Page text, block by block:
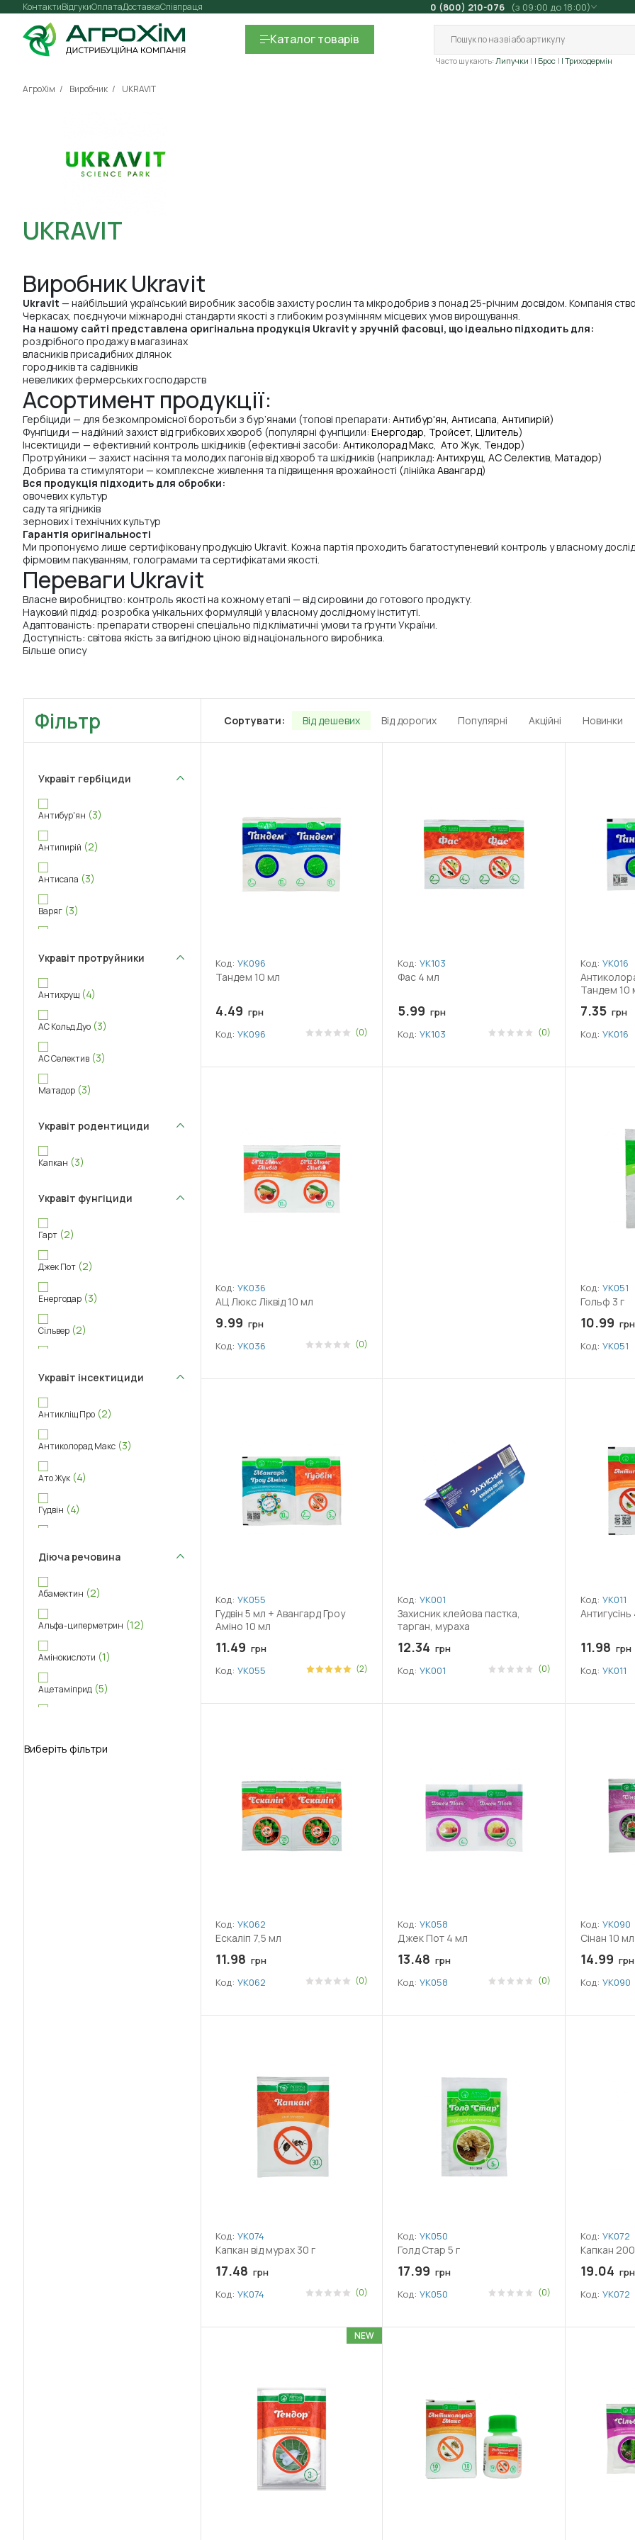
Контакти Оплата
Відгуки ДоставкаСпівпраця 0 (800) 210-076 (з 09:00 до 18:00)
Каталогтоварів
Часто шукають: Липучки | Брос | Триходермін
АгроХім Виробник UKRAVIT
UKRAVIT
Виробник Ukravit
Ukravit — найбільший український виробник засобів захисту рослин та мікродобрив з понад 25-річним досвідом. Компанія
Черкасах, поєднуючи міжнародні стандарти якості з глибоким розумінням місцевих умов вирощування.
На нашому сайті представлена оригінальна продукція Ukravit у зручній фасовці, що ідеально підходить для:
роздрібного продажу в магазинах
власників присадибних ділянок
городників та садівників
невеликих фермерських господарств
Асортимент продукції:
Гербіциди — для безкомпромісної боротьби з бур’янами (топові препарати: Антибур'ян, Антисапа, Антипирій)
Фунгіциди — надійний захист від грибкових хвороб (популярні фунгіцили: Енергодар, Тройсет, Цілитель)
Інсектициди — ефективний контроль шкідників (ефективні засоби: Антиколорад Макс, Ато Жук, Тендор)
Протруйники — захист насіння та молодих пагонів від хвороб та шкідників (наприклад: Антихрущ, АС Селектив, Матадор)
Добрива та стимулятори — комплексне живлення та підвищення врожайності (лінійка Авангард)
Вся продукція підходить для обробки:
овочевих культур
саду та ягідників
зернових і технічних культур
Гарантія оригінальності
Ми пропонуємо лише сертифіковану продукцію Ukravit. Кожна партія проходить багатоступеневий контроль у власному
фірмовим пакуванням, голограмами та сертифікатами якості.
Переваги Ukravit
Власне виробництво: контроль якості на кожному етапі — від сировини до готового продукту.
Науковий підхід: розробка унікальних формуляцій у власному дослідному інституті.
Адаптованість: препарати створені спеціально під кліматичні умови та ґрунти України.
Доступність: світова якість за вигідною ціною від національного виробника.
Більше опису
Фільтр
Укравіт гербіциди
Антибур'ян (3)
Антипирій (2)
Антисапа (3)
Варяг (3)
Укравіт протруйники
Антихрущ (4)
АС Кольд Дуо (3)
АС Селектив (3)
Матадор (3)
Укравіт родентициди
Капкан (3)
Укравіт фунгіциди
Гарт (2)
Джек Пот (2)
Енергодар (3)
Сільвер (2)
Укравіт інсектициди
Антикліщ Про (2)
Антиколорад Макс (3)
Ато Жук (4)
Гудвін (4)
Діюча речовина
Абамектин (2)
Альфа-циперметрин (12)
Амінокислоти (1)
Ацетаміприд (5)
Біфентрин(4)
Виберіть фільтри
Сортувати: Від дешевих Від дорогих Популярні Акційні Новинки
Код: УК096
Тандем 10 мл
4.49 грн
Код: УК096 (0)
Код: УК103
Фас 4 мл
5.99 грн
Код: УК103 (0)
Код: УК016
Тандем 10
7.35 грн
Код: УК016
Код: УК036
АЦ Люкс Ліквід 10 мл
9.99 грн
Код: УК036 (0)
Код: УК051
Гольф 3 г
10.99 грн
Код: УК051
Код: УК055
Гудвін 5 мл + Авангард Гроу
Аміно 10 мл
11.49 грн
Код: УК055 (2)
Код: УК001
Захисник клейова пастка,
тарган, мураха
12.34 грн
Код: УК001 (0)
Код: УК011
11.98 грн
Код: УК011
Код: УК062
Ескаліп 7,5 мл
11.98 грн
Код: УК062 (0)
Код: УК058
Джек Пот 4 мл
13.48 грн
Код: УК058 (0)
Код: УК090
Сінан 10 мл
14.99 грн
Код: УК090
Код: УК074
Капкан від мурах 30 г
17.48 грн
Код: УК074 (0)
Код: УК050
Голд Стар 5 г
17.99 грн
Код: УК050 (0)
Код: УК072
Капкан
19.04 грн
Код: УК072
NEW